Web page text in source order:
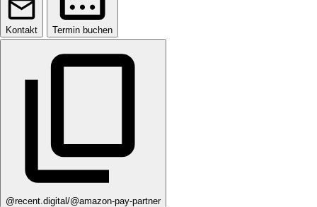
Kontakt Termin buchen
@recent.digital/@amazon-pay-partner